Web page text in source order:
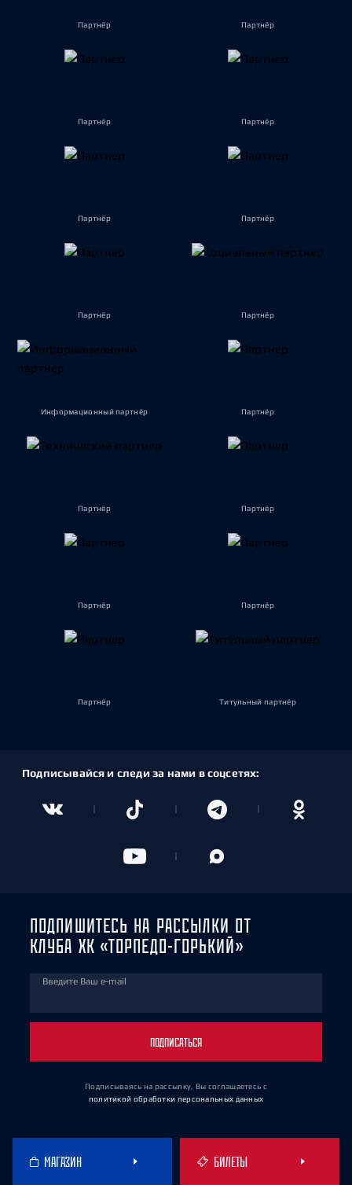
Партнёр Партнёр
Партнёр Партнёр
Партнёр Партнёр
Партнёр Партнёр
Информационный партнёр Партнёр
Партнёр Партнёр
Партнёр Партнёр
Партнёр Титульный партнёр
Подписывайся и следи за нами в соцсетях:
ПОДПИШИТЕСЬ НА РАССЫЛКИ ОТ
КЛУБА ХК «ТОРПЕДО-ГОРЬКИЙ»
Введите Ваш e-mail
ПОДПИСАТЬСЯ
Подписываясь на рассылку, Вы соглашаетесь с
политикой обработки персональных данных
МАГАЗИН БИЛЕТЫ